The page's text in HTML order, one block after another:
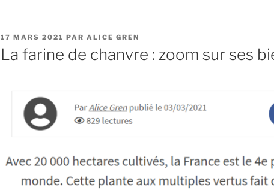
PUBLIÉ
LE
17 MARS 2021 PAR ALICE GREN
La farine de chanvre : zoom sur ses